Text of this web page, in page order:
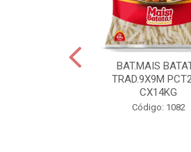
BAT.MAIS
TRAD.9X9M
CX14KG
Código: 1082